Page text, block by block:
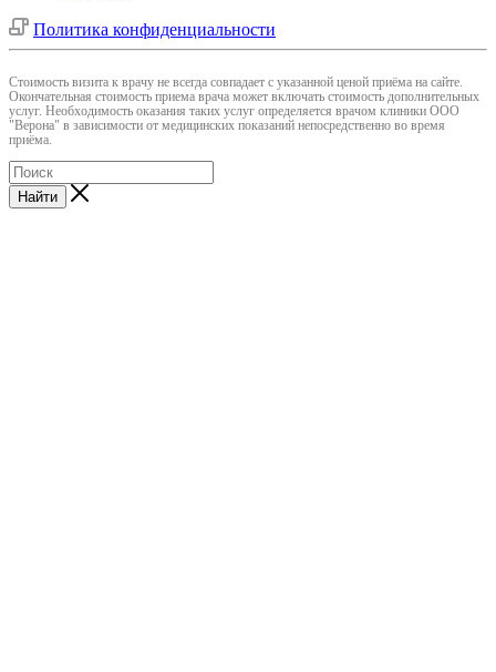
Политика конфиденциальности
Cтоимость визита к врачу не всегда совпадает с указанной ценой приёма на сайте.
Окончательная стоимость приема врача может включать стоимость дополнительных
услуг. Необходимость оказания таких услуг определяется врачом клиники ООО
"Верона" в зависимости от медицинских показаний непосредственно во время
приёма.
Найти